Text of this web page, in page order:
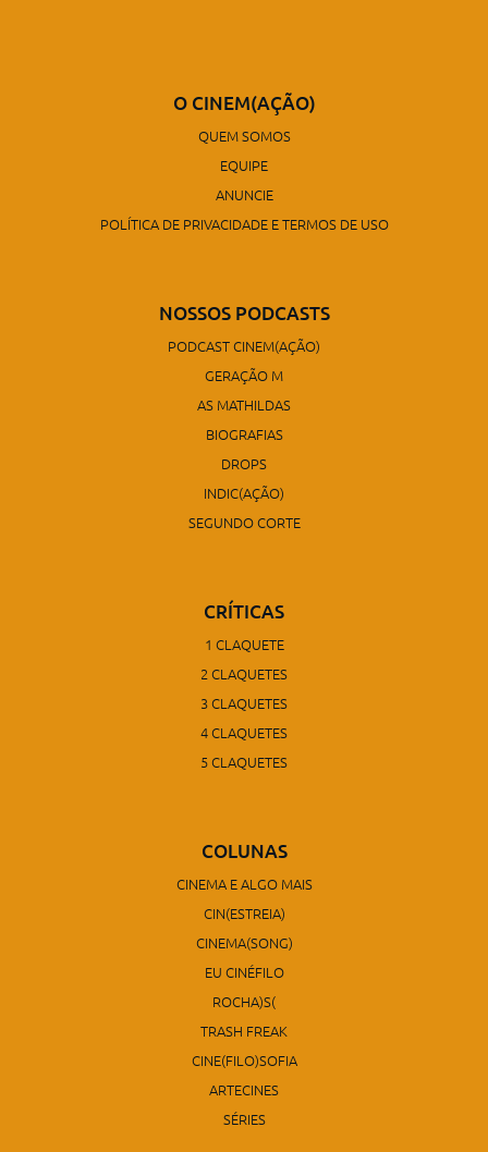
O CINEM(AÇÃO)
QUEM SOMOS
EQUIPE
ANUNCIE
POLÍTICA DE PRIVACIDADE E TERMOS DE USO
NOSSOS PODCASTS
PODCAST CINEM(AÇÃO)
GERAÇÃO M
AS MATHILDAS
BIOGRAFIAS
DROPS
INDIC(AÇÃO)
SEGUNDO CORTE
CRÍTICAS
1 CLAQUETE
2 CLAQUETES
3 CLAQUETES
4 CLAQUETES
5 CLAQUETES
COLUNAS
CINEMA E ALGO MAIS
CIN(ESTREIA)
CINEMA(SONG)
EU CINÉFILO
ROCHA)S(
TRASH FREAK
CINE(FILO)SOFIA
ARTECINES
SÉRIES